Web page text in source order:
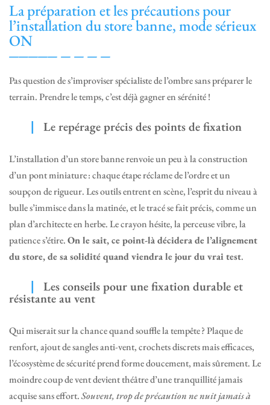
La préparation et les précautions pour
l’installation du store banne, mode sérieux
ON
Pas question de s’improviser spécialiste de l’ombre sans préparer le
terrain. Prendre le temps, c’est déjà gagner en sérénité !
Le repérage précis des points de fixation
L’installation d’un store banne renvoie un peu à la construction
d’un pont miniature : chaque étape réclame de l’ordre et un
soupçon de rigueur. Les outils entrent en scène, l’esprit du niveau à
bulle s’immisce dans la matinée, et le tracé se fait précis, comme un
plan d’architecte en herbe. Le crayon hésite, la perceuse vibre, la
patience s’étire.On le sait, ce point-là décidera de l’alignement
du store, de sa solidité quand viendra le jour du vrai test.
Les conseils pour une fixation durable et
résistante au vent
Qui miserait sur la chance quand souffle la tempête ? Plaque de
renfort, ajout de sangles anti-vent, crochets discrets mais efficaces,
l’écosystème de sécurité prend forme doucement, mais sûrement. Le
moindre coup de vent devient théâtre d’une tranquillité jamais
acquise sans effort.Souvent, trop de précaution ne nuit jamais à